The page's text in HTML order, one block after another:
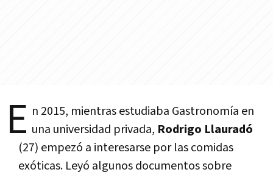
E n 2015, mientras estudiaba Gastronomía en
una universidad privada, Rodrigo Llauradó
(27) empezó a interesarse por las comidas
exóticas. Leyó algunos documentos sobre